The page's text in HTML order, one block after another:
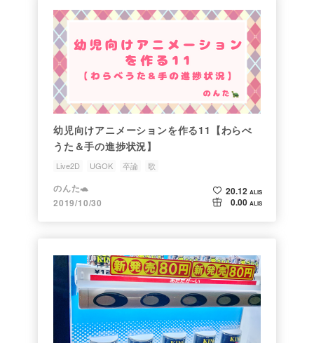
幼児向けアニメーションを作る11【わらべ
うた＆手の進捗状況】
Live2D UGOK 卒論 歌
のんた🐢
2019/10/30
20.12 ALIS
0.00 ALIS